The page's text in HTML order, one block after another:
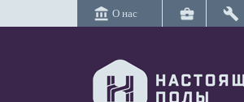
account_balance О нас business_center build